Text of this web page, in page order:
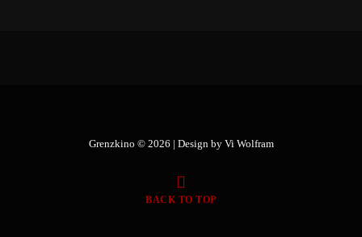
Grenzkino © 2026 | Design by Vi Wolfram
BACK TO TOP